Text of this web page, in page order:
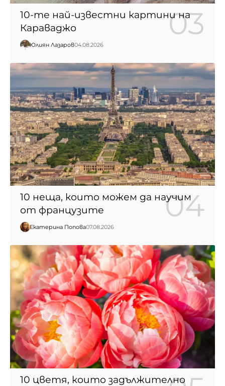
10-те най-известни картини на
Караваджо
Юлиян Лазаров04.08.2026
10 неща, които можем да научим
от французите
Екатерина Попова07.08.2026
10 цветя, които задължително